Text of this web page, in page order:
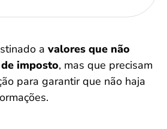
a valores que não
imposto, mas que precisam
para garantir que não haja